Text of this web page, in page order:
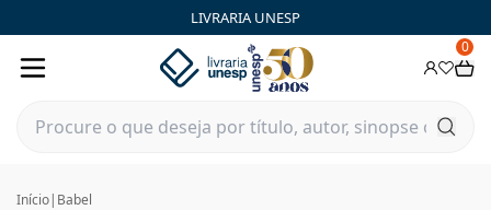
LIVRARIA UNESP
0
Início| Babel
Babel|Livraria Unesp | FastStore PLP